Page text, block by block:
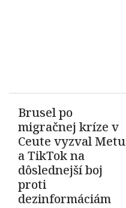
Brusel po
migračnej kríze v
Ceute vyzval Metu
a TikTok na
dôslednejší boj
proti
dezinformáciám